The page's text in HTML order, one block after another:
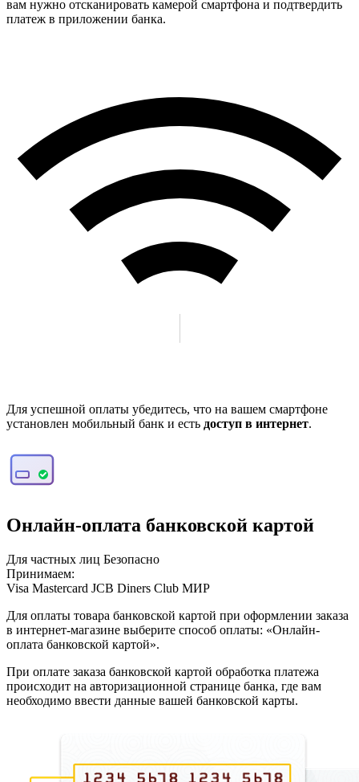
вам нужно отсканировать камерой смартфона и подтвердить
платеж в приложении банка.
Для успешной оплаты убедитесь, что на вашем смартфоне
установлен мобильный банк и есть доступ в интернет.
Онлайн-оплата банковской картой
Для частных лиц Безопасно
Принимаем:
Visa Mastercard JCB Diners Club МИР
Для оплаты товара банковской картой при оформлении заказа
в интернет-магазине выберите способ оплаты: «Онлайн-
оплата банковской картой».
При оплате заказа банковской картой обработка платежа
происходит на авторизационной странице банка, где вам
необходимо ввести данные вашей банковской карты.